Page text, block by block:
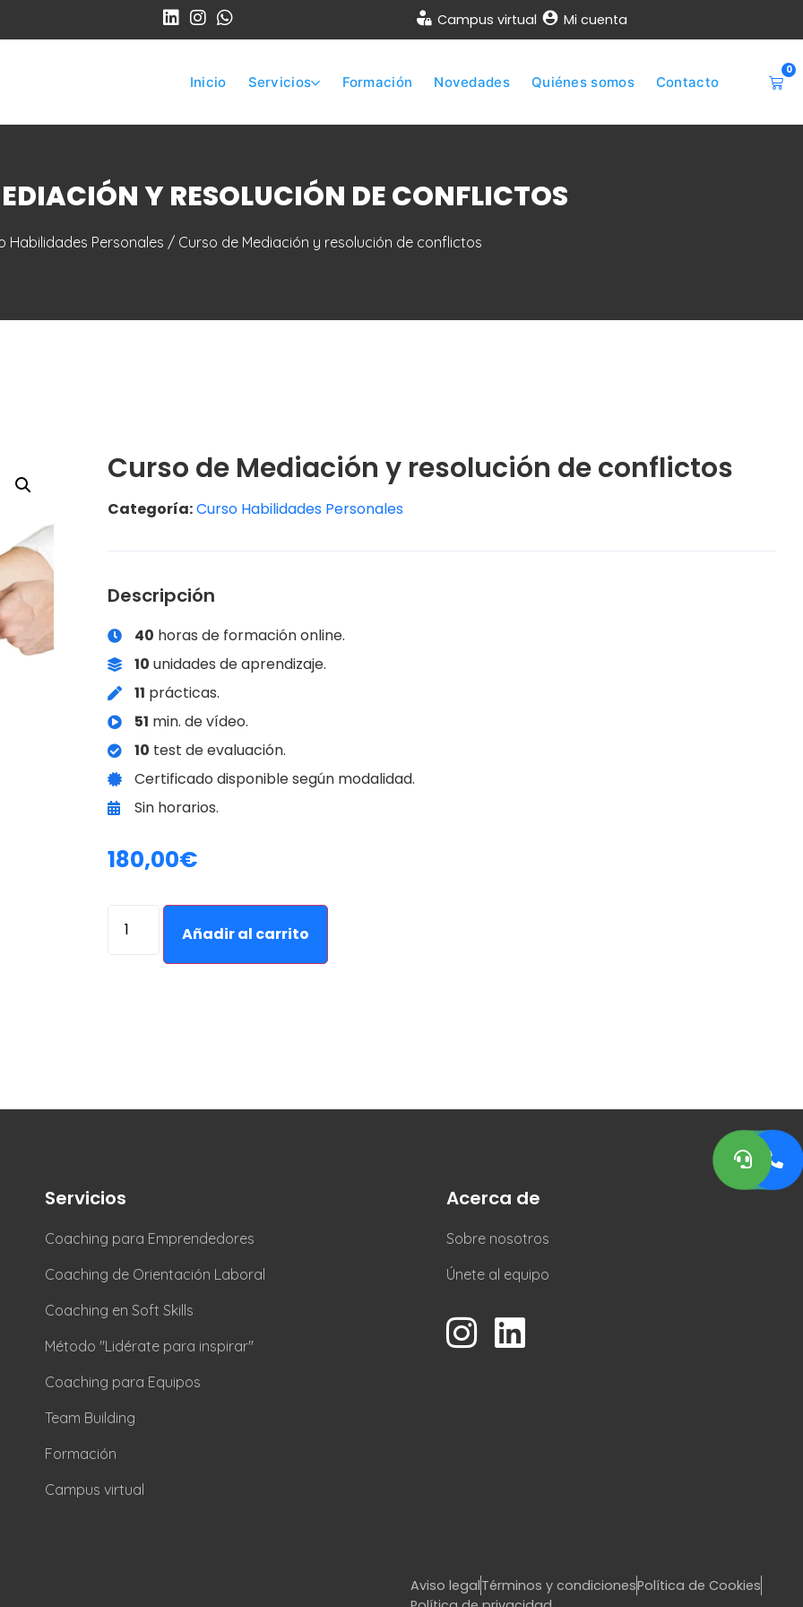
Campus virtual Mi cuenta
Inicio Servicios Formación Novedades Quiénes somos Contacto
0
Y RESOLUCIÓN DE CONFLICTOS
Habilidades Personales / Curso de Mediación y resolución de conflictos
Curso de Mediación y resolución de conflictos
Categoría:Curso Habilidades Personales
Descripción
40 horas de formación online.
10 unidades de aprendizaje.
11 prácticas.
51 min. de vídeo.
10 test de evaluación.
Certificado disponible según modalidad.
Sin horarios.
180,00€
Añadir al carrito
Alternative:
Servicios
Coaching para Emprendedores
Coaching de Orientación Laboral
Coaching en Soft Skills
Método "Lidérate para inspirar"
Coaching para Equipos
Team Building
Formación
Campus virtual
Acerca de
Sobre nosotros
Únete al equipo
Aviso legalTérminos y condicionesPolítica de Cookies